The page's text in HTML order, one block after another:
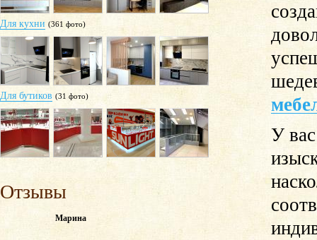
Для кухни (361 фото)
Для бутиков (31 фото)
Отзывы
Марина
У